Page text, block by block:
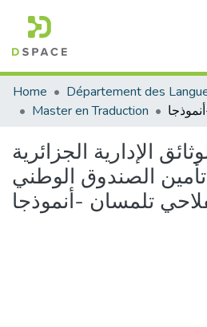
Communities & Collections
All of DSpace
Home
Master en Traduction
الإدارية الجزائرية
الصندوق الوطني
تلمسان -أنموذجا